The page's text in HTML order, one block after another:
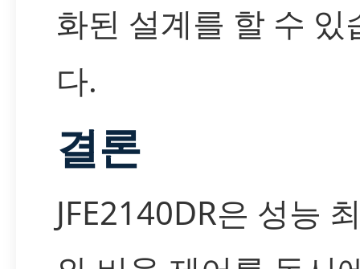
화된 설계를 할 수 있
다.
결론
JFE2140DR은 성능